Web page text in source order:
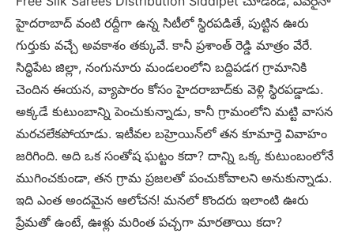
హైదరాబాద్ వంటి రద్దీగా ఉన్న సిటీలో స్థిరపడితే, పుట్టిన ఊరు
గుర్తుకు వచ్చే అవకాశం తక్కువే. కానీ ప్రశాంత్ రెడ్డి మాత్రం వేరే.
సిద్ధిపేట జిల్లా, నంగునూరు మండలంలోని బద్దిపడగ గ్రామానికి
చెందిన ఈయన, వ్యాపారం కోసం హైదరాబాద్‌కు వెళ్లి స్థిరపడ్డాడు.
అక్కడే కుటుంబాన్ని పెంచుకున్నాడు, కానీ గ్రామంలోని మట్టి వాసన
మరచలేకపోయాడు. ఇటీవల బహ్రెయిన్‌లో తన కూమార్తె వివాహం
జరిగింది. అది ఒక సంతోష ఘట్టం కదా? దాన్ని ఒక్క కుటుంబంలోనే
ముగించకుండా, తన గ్రామ ప్రజలతో పంచుకోవాలని అనుకున్నాడు.
ఇది ఎంత అందమైన ఆలోచన! మనలో కొందరు ఇలాంటి ఊరు
ప్రేమతో ఉంటే, ఊళ్లు మరింత పచ్చగా మారతాయి కదా?